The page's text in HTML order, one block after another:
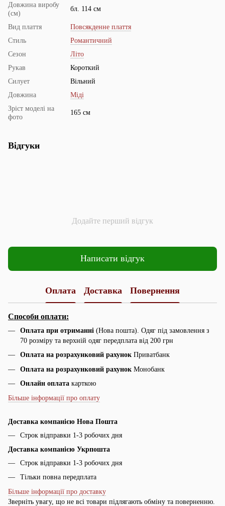
Довжина виробу
(см)
бл. 114 см
Вид плаття
Повсякденне плаття
Стиль
Романтичний
Сезон
Літо
Рукав
Короткий
Силует
Вільний
Довжина
Міді
Зріст моделі на
фото
165 см
Відгуки
Додайте перший відгук
Написати відгук
Оплата Доставка Повернення
Способи оплати:
Оплата при отриманні (Нова пошта). Одяг під замовлення з
70 розміру та верхній одяг передплата від 200 грн
Оплата на розрахунковий рахунок Приватбанк
Оплата на розрахунковий рахунок Монобанк
Онлайн оплата карткою
Більше інформації про оплату
Доставка компанією Нова Пошта
Строк відправки 1-3 робочих дня
Доставка компанією Укрпошта
Строк відправки 1-3 робочих дня
Тільки повна передплата
Більше інформації про доставку
Зверніть увагу, що не всі товари підлягають обміну та поверненню.